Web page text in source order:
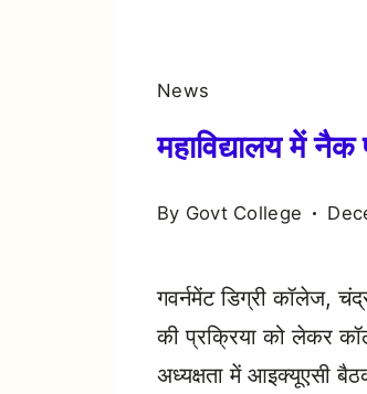
News
महाविद्यालय में नैक
By Govt College
गवर्नमेंट डिग्री कॉलेज,
की प्रक्रिया को लेकर
अध्यक्षता में आइक्यूएसी